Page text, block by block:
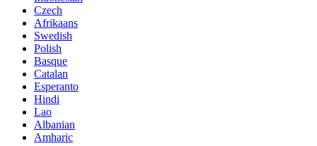
Czech
Afrikaans
Swedish
Polish
Basque
Catalan
Esperanto
Hindi
Lao
Albanian
Amharic